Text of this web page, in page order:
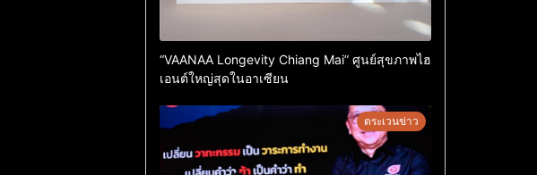
“VAANAA Longevity Chiang Mai” ศูนย์สุขภาพไฮ
เอนต์ใหญ่สุดในอาเซียน
ตระเวนข่าว